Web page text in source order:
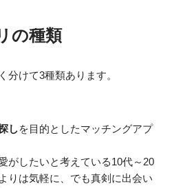
の種類
分けて3種類あります。
しを目的としたマッチングアプ
がしたいと考えている10代～20
りは気軽に、でも真剣に出会い